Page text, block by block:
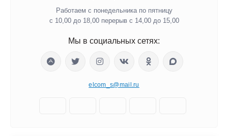
Работаем с понедельника по пятницу
с 10,00 до 18,00 перерыв с 14,00 до 15,00
Мы в социальных сетях:
elcom_s@mail.ru